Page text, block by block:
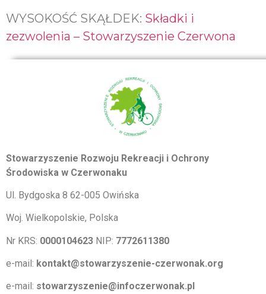
WYSOKOŚĆ SKĄŁDEK: Składki i
zezwolenia – Stowarzyszenie Czerwona
Stowarzyszenie Rozwoju Rekreacji i Ochrony
Środowiska w Czerwonaku
Ul. Bydgoska 8 62-005 Owińska
Woj. Wielkopolskie, Polska
Nr KRS: 0000104623 NIP: 7772611380
e-mail: kontakt@stowarzyszenie-czerwonak.org
e-mail: stowarzyszenie@infoczerwonak.pl